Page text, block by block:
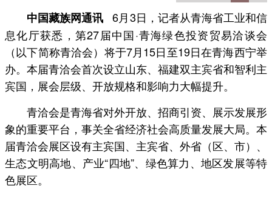
中国藏族网通讯 6月3日，记者从青海省工业和信
息化厅获悉，第27届中国·青海绿色投资贸易洽谈会
（以下简称青洽会）将于7月15日至19日在青海西宁举
办。本届青洽会首次设立山东、福建双主宾省和智利主
宾国，展会层级、开放规格和影响力大幅提升。
青洽会是青海省对外开放、招商引资、展示发展形
象的重要平台，事关全省经济社会高质量发展大局。本
届青洽会展区设有主宾国、主宾省、外省（区、市）、
生态文明高地、产业“四地”、绿色算力、地区发展等特
色展区。